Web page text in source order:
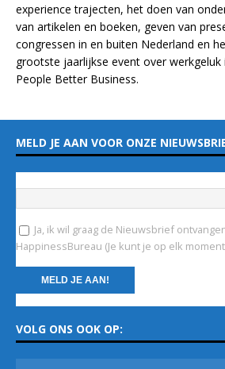
experiencetrajecten, het doen van
van artikelen en boeken, geven van
congressen in en buiten Nederland en
grootste jaarlijkse event over werkgeluk
People Better Business.
MELD JE AAN VOOR ONZE
Ja, ik wil graag de Nieuwsbrief
HappinessBureau (Je kunt je op elk
o
n
VOLG ONS OOK OP: